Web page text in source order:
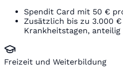
Spendit Card mit 50 €
Zusätzlich bis zu 3.000
Krankheitstagen, anteilig
Freizeit und Weiterbildung